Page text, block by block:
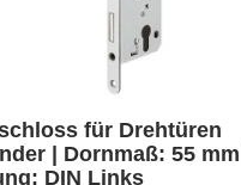
für Drehtüren
| Dornmaß: 55 mm |
DIN Links